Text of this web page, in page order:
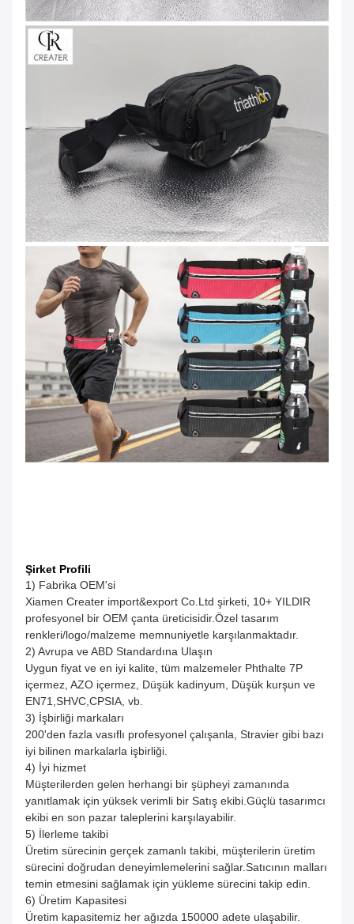
Şirket Profili
1) Fabrika OEM'si
Xiamen Creater import&export Co.Ltd şirketi, 10+ YILDIR
profesyonel bir OEM çanta üreticisidir.Özel tasarım
renkleri/logo/malzeme memnuniyetle karşılanmaktadır.
2) Avrupa ve ABD Standardına Ulaşın
Uygun fiyat ve en iyi kalite, tüm malzemeler Phthalte 7P
içermez, AZO içermez, Düşük kadinyum, Düşük kurşun ve
EN71,SHVC,CPSIA, vb.
3) İşbirliği markaları
200'den fazla vasıflı profesyonel çalışanla, Stravier gibi bazı
iyi bilinen markalarla işbirliği.
4) İyi hizmet
Müşterilerden gelen herhangi bir şüpheyi zamanında
yanıtlamak için yüksek verimli bir Satış ekibi.Güçlü tasarımcı
ekibi en son pazar taleplerini karşılayabilir.
5) İlerleme takibi
Üretim sürecinin gerçek zamanlı takibi, müşterilerin üretim
sürecini doğrudan deneyimlemelerini sağlar.Satıcının malları
temin etmesini sağlamak için yükleme sürecini takip edin.
6) Üretim Kapasitesi
Üretim kapasitemiz her ağızda 150000 adete ulaşabilir.